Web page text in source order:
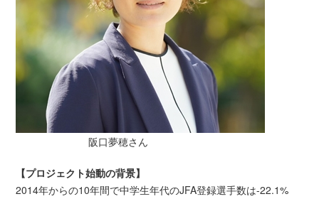
阪口夢穂さん
【プロジェクト始動の背景】
2014年からの10年間で中学生年代のJFA登録選手数は-22.1%